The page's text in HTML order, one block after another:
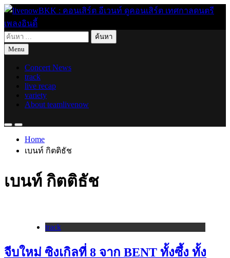
Skip
content
livenowBKK : คอนเสิร์ต อีเวนท์ ดูคอนเสิร์ต เทศกาลดนตรี เพลง
อินดี้
live for today
ค้นหา
สำหรับ:
Menu
Concert News
track
live recap
variety
About teamlivenow
Home
เบนท์ กิตติธัช
เบนท์ กิตติธัช
track
จีบใหม่ ซิงเกิลที่ 8 จาก BENT ทั้งซึ้ง ทั้ง